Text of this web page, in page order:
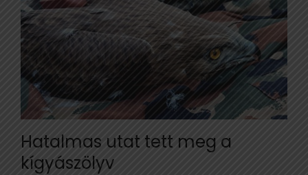
Hatalmas utat tett meg a
kígyászölyv